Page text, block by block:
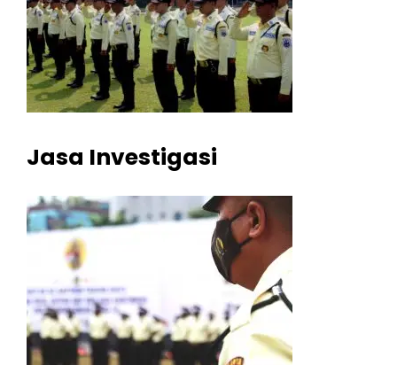
Jasa Investigasi